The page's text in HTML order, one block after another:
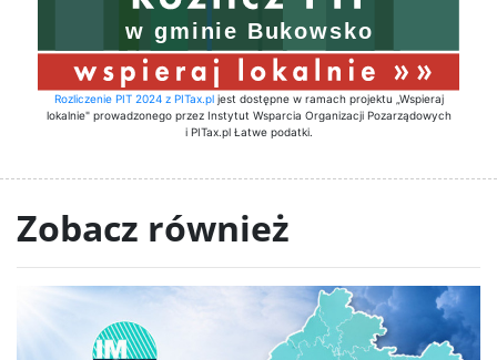
Rozliczenie PIT 2024 z PITax.pljest dostępne w ramach projektu „Wspieraj
lokalnie" prowadzonego przez Instytut Wsparcia Organizacji Pozarządowych
i PITax.pl Łatwe podatki.
Zobacz również